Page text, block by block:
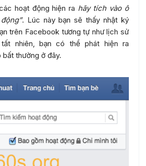
hoạt động hiện ra hãy tích vào ô
. Lúc này bạn sẽ thấy nhật ký
trên Facebook tương tự như lịch sử
nhiên, bạn có thể phát hiện ra
bất thường ở đây.